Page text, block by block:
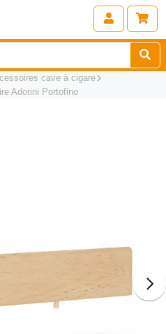
cave à cigare
Adorini Portofino